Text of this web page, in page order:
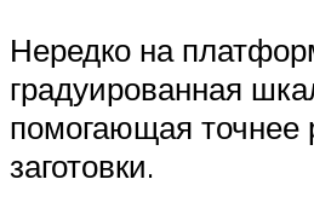
Нередко на
градуированная
помогающая точнее
заготовки.